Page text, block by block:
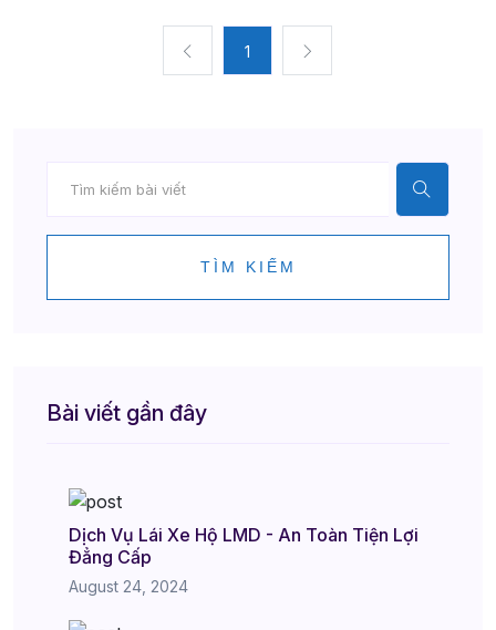
1
TÌM KIẾM
Bài viết gần đây
Dịch Vụ Lái Xe Hộ LMD - An Toàn Tiện Lợi
Đẳng Cấp
August 24, 2024